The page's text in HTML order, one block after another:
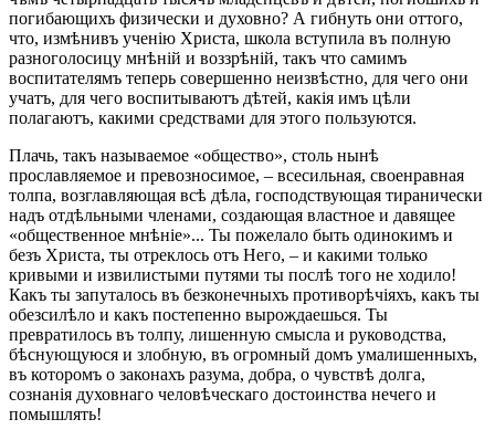
погибающихъ физически и духовно? А гибнуть они оттого,
что, измѣнивъ ученію Христа, школа вступила въ полную
разноголосицу мнѣній и воззрѣній, такъ что самимъ
воспитателямъ теперь совершенно неизвѣстно, для чего они
учатъ, для чего воспитываютъ дѣтей, какія имъ цѣли
полагаютъ, какими средствами для этого пользуются.
Плачь, такъ называемое «общество», столь нынѣ
прославляемое и превозносимое, – всесильная, своенравная
толпа, возглавляющая всѣ дѣла, господствующая тиранически
надъ отдѣльными членами, создающая властное и давящее
«общественное мнѣніе»... Ты пожелало быть одинокимъ и
безъ Христа, ты отреклось отъ Него, – и какими только
кривыми и извилистыми путями ты послѣ того не ходило!
Какъ ты запуталось въ безконечныхъ противорѣчіяхъ, какъ ты
обезсилѣло и какъ постепенно вырождаешься. Ты
превратилось въ толпу, лишенную смысла и руководства,
бѣснующуюся и злобную, въ огромный домъ умалишенныхъ,
въ которомъ о законахъ разума, добра, о чувствѣ долга,
сознанія духовнаго человѣческаго достоинства нечего и
помышлять!